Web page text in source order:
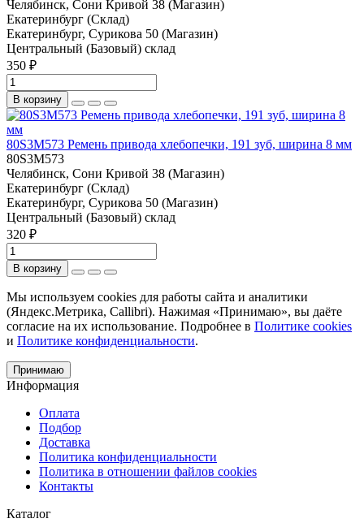
Челябинск, Сони Кривой 38 (Магазин)
Екатеринбург (Склад)
Екатеринбург, Сурикова 50 (Магазин)
Центральный (Базовый) склад
350 ₽
В корзину
80S3M573 Ремень привода хлебопечки, 191 зуб, ширина 8 мм
80S3M573
Челябинск, Сони Кривой 38 (Магазин)
Екатеринбург (Склад)
Екатеринбург, Сурикова 50 (Магазин)
Центральный (Базовый) склад
320 ₽
В корзину
Мы используем cookies для работы сайта и аналитики
(Яндекс.Метрика, Callibri). Нажимая «Принимаю», вы даёте
согласие на их использование. Подробнее в Политике cookies
и Политике конфиденциальности.
Принимаю
Информация
Оплата
Подбор
Доставка
Политика конфиденциальности
Политика в отношении файлов cookies
Контакты
Каталог